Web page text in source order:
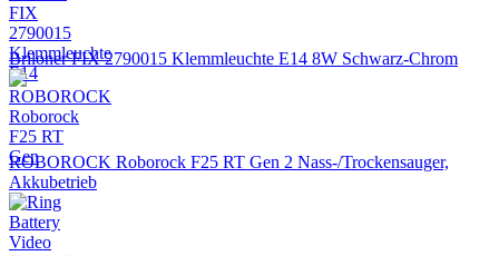
Briloner FIX 2790015 Klemmleuchte E14 8W Schwarz-Chrom
ROBOROCK Roborock F25 RT Gen 2 Nass-/Trockensauger,
Akkubetrieb